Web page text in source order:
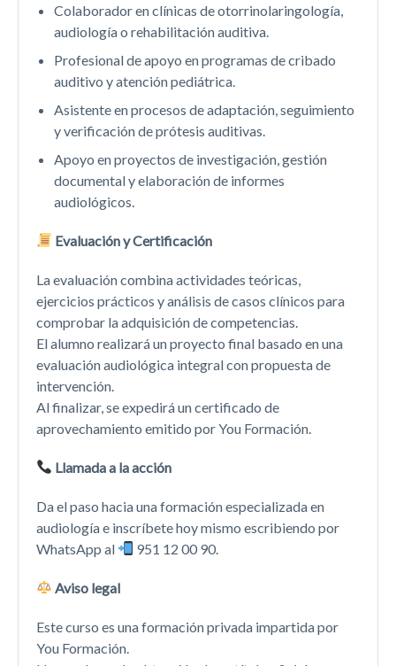
Colaborador en clínicas de otorrinolaringología,
audiología o rehabilitación auditiva.
Profesional de apoyo en programas de cribado
auditivo y atención pediátrica.
Asistente en procesos de adaptación, seguimiento
y verificación de prótesis auditivas.
Apoyo en proyectos de investigación, gestión
documental y elaboración de informes
audiológicos.
Evaluación y Certificación
La evaluación combina actividades teóricas,
ejercicios prácticos y análisis de casos clínicos para
comprobar la adquisición de competencias.
El alumno realizará un proyecto final basado en una
evaluación audiológica integral con propuesta de
intervención.
Al finalizar, se expedirá un certificado de
aprovechamiento emitido por You Formación.
Llamada a la acción
Da el paso hacia una formación especializada en
audiología e inscríbete hoy mismo escribiendo por
WhatsApp al
951 12 00 90.
Aviso legal
Este curso es una formación privada impartida por
You Formación.